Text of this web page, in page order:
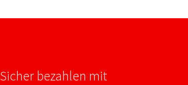
Sicher bezahlen mit